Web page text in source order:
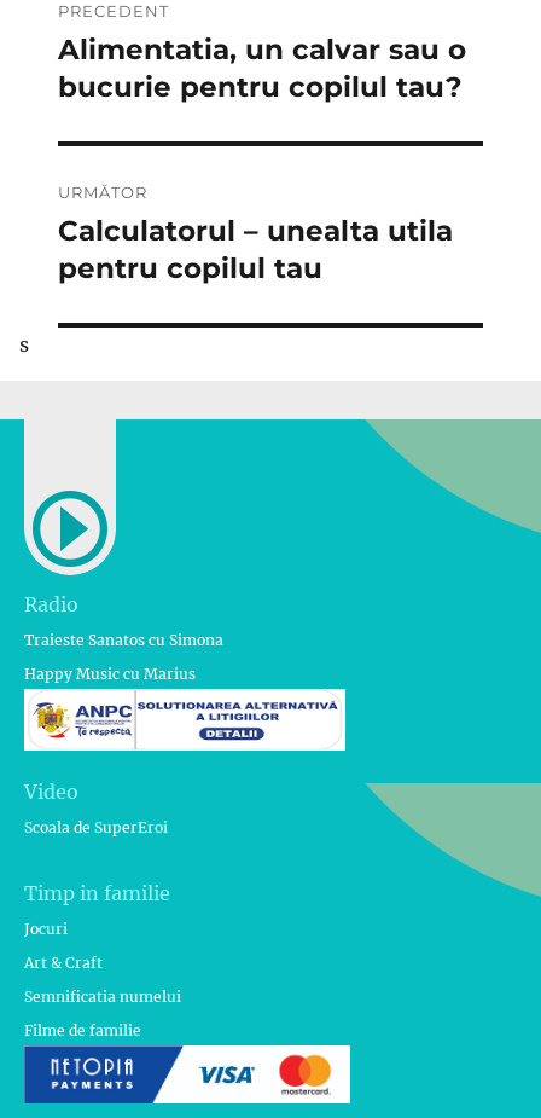
în
articole
PRECEDENT
Articolul
anterior:
Alimentatia, un calvar sau o
bucurie pentru copilul tau?
URMĂTOR
Articolul
următor:
Calculatorul – unealta utila
pentru copilul tau
s
Radio
Traieste Sanatos cu Simona
Happy Music cu Marius
Video
Scoala de SuperEroi
Timp in familie
Jocuri
Art & Craft
Semnificatia numelui
Filme de familie